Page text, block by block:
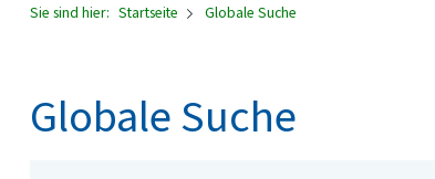
Sie sind hier: Startseite Globale Suche
Globale Suche